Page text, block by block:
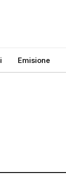
Emisione